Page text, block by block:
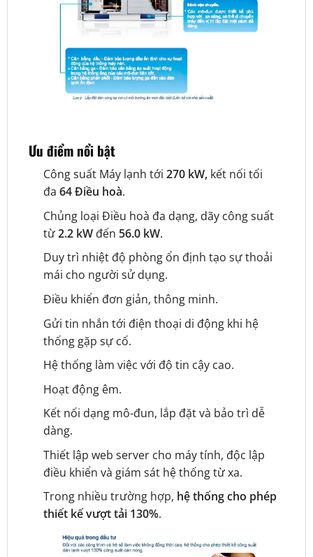
Ưu điểm nổi bật
Công suất Máy lạnh tới 270 kW, kết nối tối
đa 64 Điều hoà.
Chủng loại Điều hoà đa dạng, dãy công suất
từ2.2 kWđến 56.0 kW.
Duy trì nhiệt độ phòng ổn định tạo sự thoải
mái cho người sử dụng.
Điều khiển đơn giản, thông minh.
Gửi tin nhắn tới điện thoại di động khi hệ
thống gặp sự cố.
Hệ thống làm việc với độ tin cậy cao.
Hoạt động êm.
Kết nối dạng mô-đun, lắp đặt và bảo trì dễ
dàng.
Thiết lập web server cho máy tính, độc lập
điều khiển và giám sát hệ thống từ xa.
Trong nhiều trường hợp, hệ thống cho phép
thiết kế vượt tải 130%.